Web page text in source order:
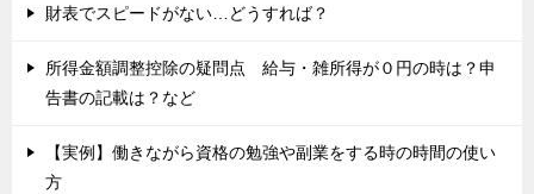
財表でスピードがない…どうすれば？
所得金額調整控除の疑問点 給与・雑所得が０円の時は？申
告書の記載は？など
【実例】働きながら資格の勉強や副業をする時の時間の使い
方